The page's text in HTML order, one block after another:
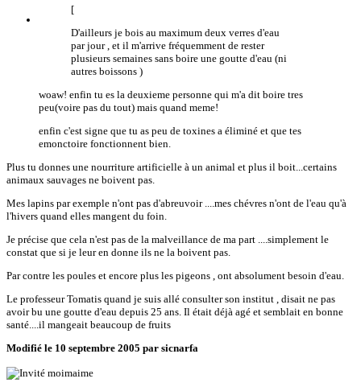
[
D'ailleurs je bois au maximum deux verres d'eau
par jour , et il m'arrive fréquemment de rester
plusieurs semaines sans boire une goutte d'eau (ni
autres boissons )
woaw! enfin tu es la deuxieme personne qui m'a dit boire tres
peu(voire pas du tout) mais quand meme!
enfin c'est signe que tu as peu de toxines a éliminé et que tes
emonctoire fonctionnent bien.
Plus tu donnes une nourriture artificielle à un animal et plus il boit...certains
animaux sauvages ne boivent pas.
Mes lapins par exemple n'ont pas d'abreuvoir ....mes chévres n'ont de l'eau qu'à
l'hivers quand elles mangent du foin.
Je précise que cela n'est pas de la malveillance de ma part ....simplement le
constat que si je leur en donne ils ne la boivent pas.
Par contre les poules et encore plus les pigeons , ont absolument besoin d'eau.
Le professeur Tomatis quand je suis allé consulter son institut , disait ne pas
avoir bu une goutte d'eau depuis 25 ans. Il était déjà agé et semblait en bonne
santé....il mangeait beaucoup de fruits
Modifié le 10 septembre 2005 par sicnarfa